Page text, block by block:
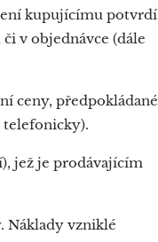
kupujícímu potvrdí
v objednávce (dále
ceny, předpokládané
telefonicky).
jež je prodávajícím
Náklady vzniklé